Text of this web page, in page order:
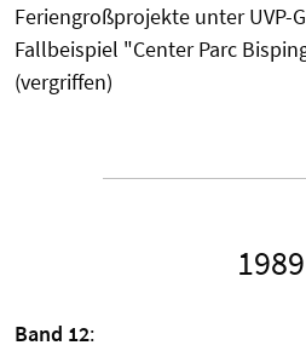
Feriengroßprojekte unter UVP-
Fallbeispiel "Center Parc
(vergriffen)
1989
Band 12: